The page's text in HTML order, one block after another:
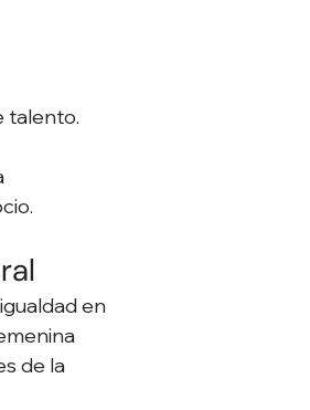
talento.
en
de la